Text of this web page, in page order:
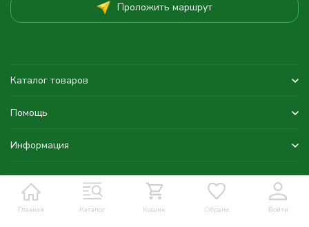
Главная Каталог Кошик Обране Войти
Проложить маршрут
Каталог товаров
Помощь
Информация